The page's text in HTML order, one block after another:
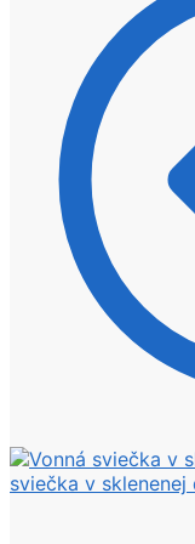
sviečka v sklenenej